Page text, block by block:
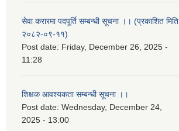
सेवा करारमा पदपूर्ति सम्बन्धी सूचना ।। (प्रकाशित मिति
२०८२-०९-११)
Post date: Friday, December 26, 2025 -
11:28
शिक्षक आवश्यकता सम्बन्धी सूचना ।।
Post date: Wednesday, December 24,
2025 - 13:00